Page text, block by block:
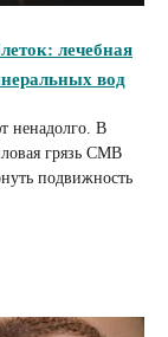
лечебная
вод
ненадолго. В
грязь СМВ
подвижность